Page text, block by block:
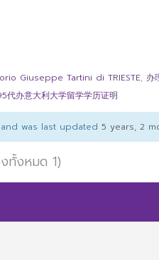
Giuseppe Tartini di TRIESTE, 办
办意大利大学留学学历证明
was last updated 5 years, 2
ทั้งหมด 1)